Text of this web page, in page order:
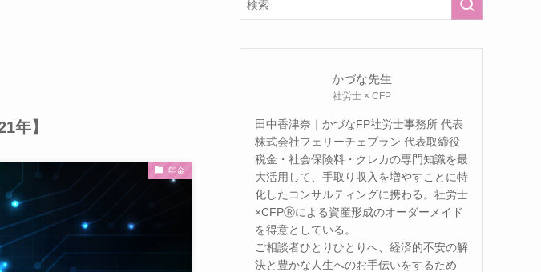
年】
年金
かづな先生
社労士 × CFP
田中香津奈｜かづなFP社労士事務所 代表
株式会社フェリーチェプラン 代表取締役
税金・社会保険料・クレカの専門知識を最
大活用して、手取り収入を増やすことに特
化したコンサルティングに携わる。社労士
×CFPⓇによる資産形成のオーダーメイド
を得意としている。
ご相談者ひとりひとりへ、経済的不安の解
決と豊かな人生へのお手伝いをするため